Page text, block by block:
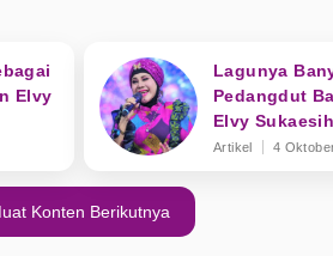
Elvy
Lagunya
Pedangdut
Elvy
Muda
Artikel 4
Konten Berikutnya